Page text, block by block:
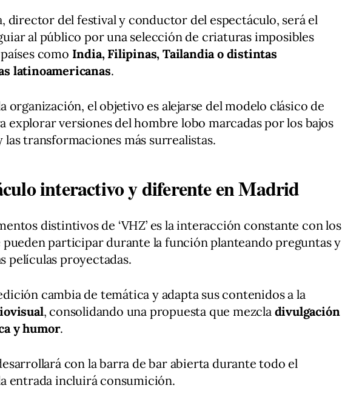
director del festival y conductor del espectáculo, será el
al público por una selección de criaturas imposibles
como India, Filipinas, Tailandia o distintas
latinoamericanas.
organización, el objetivo es alejarse del modelo clásico de
explorar versiones del hombre lobo marcadas por los bajos
las transformaciones más surrealistas.
interactivo y diferente en Madrid
distintivos de ‘VHZ’ es la interacción constante con los
pueden participar durante la función planteando preguntas y
películas proyectadas.
cambia de temática y adapta sus contenidos a la
, consolidando una propuesta que mezcladivulgación
y humor.
con la barra de bar abierta durante todo el
entrada incluirá consumición.